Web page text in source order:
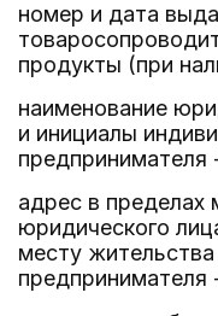
номер и дата
продукты (при
наименование
и инициалы
предпринимателя
адрес в пределах
юридического
месту
предпринимателя